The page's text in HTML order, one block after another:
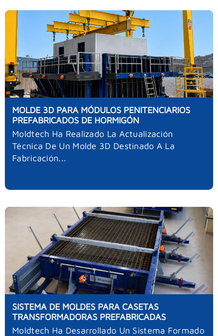
MOLDE 3D PARA MÓDULOS PENITENCIARIOS
PREFABRICADOS DE HORMIGÓN
Moldtech Ha Realizado La Actualización
Técnica De Un Molde 3D Destinado A La
Fabricación...
SISTEMA DE MOLDES PARA CASETAS
TRANSFORMADORAS PREFABRICADAS
Moldtech Ha Desarrollado Un Sistema Formado